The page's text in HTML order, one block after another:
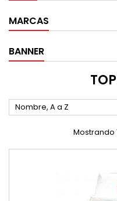
MARCAS
BANNER
Nombre, A a Z
Mostrando